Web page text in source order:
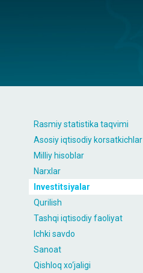
Rasmiy statistika taqvimi
Asosiy iqtisodiy korsatkichlar
Milliy hisoblar
Narxlar
Investitsiyalar
Qurilish
Tashqi iqtisodiy faoliyat
Ichki savdo
Sanoat
Qishloq xo‘jaligi